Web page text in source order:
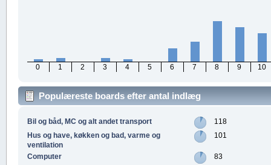
0 1 2 3 4 5 6 7 8 9 10
Populæreste boards efter antal indlæg
Bil og båd, MC og alt andet transport
118
Hus og have, køkken og bad, varme og
ventilation
101
Computer
83